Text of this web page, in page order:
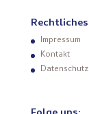
Rechtliches
Impressum
Kontakt
Datenschutz